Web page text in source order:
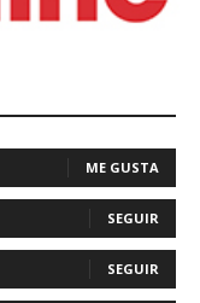
ME GUSTA
SEGUIR
SEGUIR